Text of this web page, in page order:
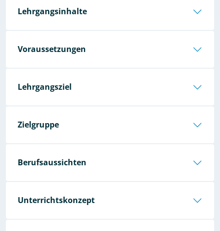
Lehrgangsinhalte
Voraussetzungen
Lehrgangsziel
Zielgruppe
Berufsaussichten
Unterrichtskonzept